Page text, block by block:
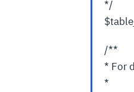
*/
/**
* For
*